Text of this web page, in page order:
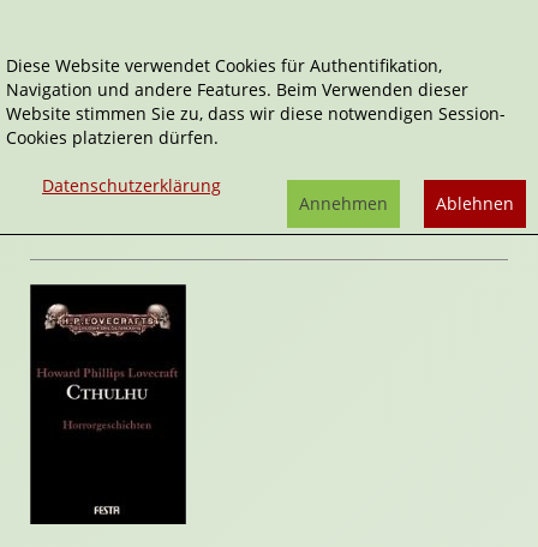
Home Belletristik Cthulhu
Gesammelte Werke
Cthulhu vonH. P. Lovecraft
Diese Website verwendet Cookies für Authentifikation,
Navigation und andere Features. Beim Verwenden dieser
Website stimmen Sie zu, dass wir diese notwendigen Session-
Cookies platzieren dürfen.
Datenschutzerklärung
Ablehnen
Annehmen